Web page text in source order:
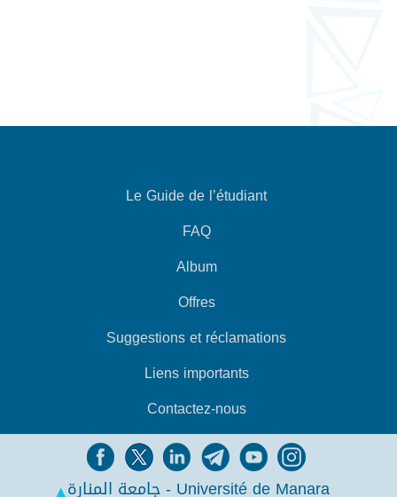
Le Guide de l’étudiant
FAQ
Album
Offres
Suggestions et réclamations
Liens importants
Contactez-nous
جامعة المنارة - Université de Manara